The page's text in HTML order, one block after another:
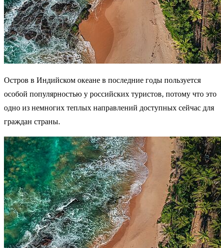
Остров в Индийском океане в последние годы пользуется
особой популярностью у российских туристов, потому что это
одно из немногих теплых направлений доступных сейчас для
граждан страны.